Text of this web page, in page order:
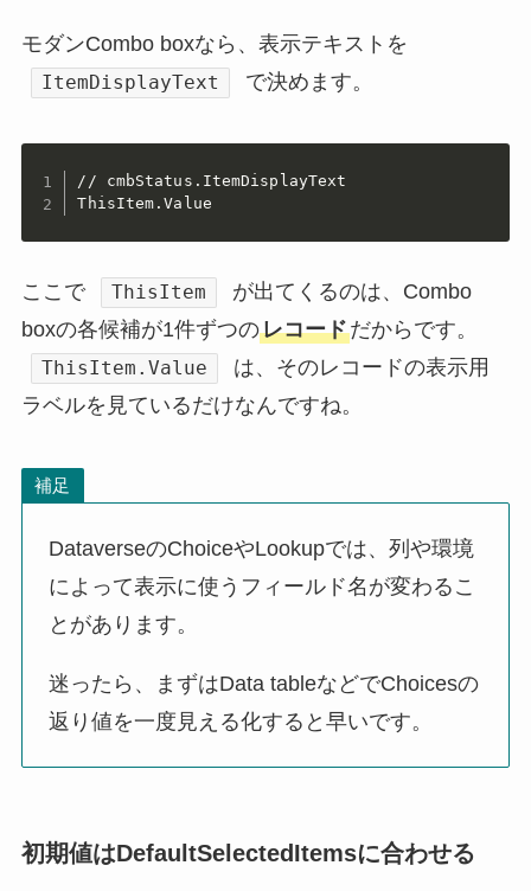
モダンCombo boxなら、表示テキストを
ItemDisplayText で決めます。
// cmbStatus.ItemDisplayText
ThisItem.Value
ここで ThisItem
が出てくるのは、Combo
boxの各候補が1件ずつのレコードだからです。
ThisItem.Value
は、そのレコードの表示用
ラベルを見ているだけなんですね。
補足
DataverseのChoiceやLookupでは、列や環境
によって表示に使うフィールド名が変わるこ
とがあります。
迷ったら、まずはData tableなどでChoicesの
返り値を一度見える化すると早いです。
初期値はDefaultSelectedItemsに合わせる